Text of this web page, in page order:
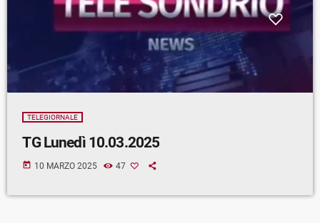
TELEGIORNALE
TG Lunedì 10.03.2025
today 10 MARZO 2025 47